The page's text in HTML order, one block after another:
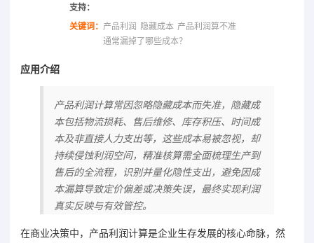
支持：
关键词： 产品利润 隐藏成本 产品利润算不准
通常漏掉了哪些成本？
应用介绍
产品利润计算常因忽略隐藏成本而失准，隐藏成
本包括物流损耗、售后维修、库存积压、时间成
本及非直接人力支出等，这些成本易被忽视，却
持续侵蚀利润空间，精准核算需全面梳理生产到
售后的全流程，识别并量化隐性支出，避免因成
本漏算导致定价偏差或决策失误，最终实现利润
真实反映与有效管控。
在商业决策中，产品利润计算是企业生存发展的核心命脉，然